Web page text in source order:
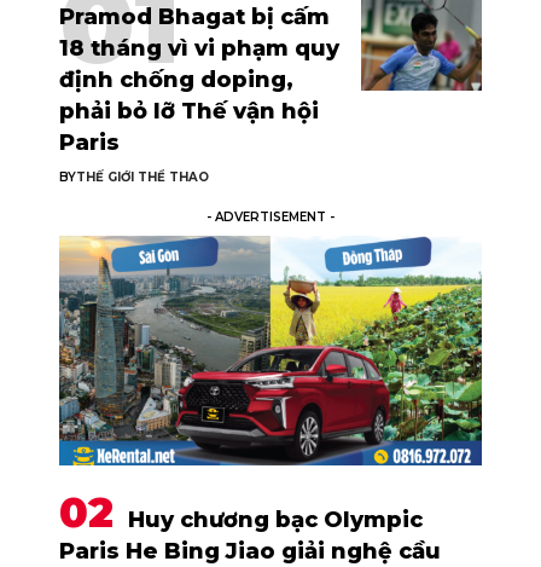
Pramod Bhagat bị cấm
18 tháng vì vi phạm quy
định chống doping,
phải bỏ lỡ Thế vận hội
Paris
BYTHẾ GIỚI THỂ THAO
- ADVERTISEMENT -
Huy chương bạc Olympic
Paris He Bing Jiao giải nghệ cầu